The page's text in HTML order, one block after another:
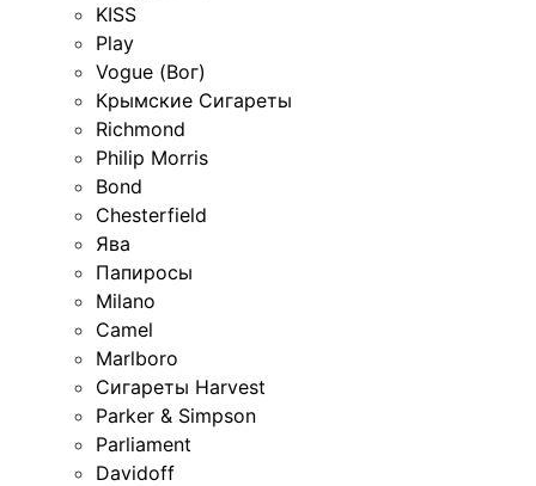
KISS
Play
Vogue (Вог)
Крымские Сигареты
Richmond
Philip Morris
Bond
Chesterfield
Ява
Папиросы
Milano
Camel
Marlboro
Сигареты Harvest
Parker & Simpson
Parliament
Davidoff